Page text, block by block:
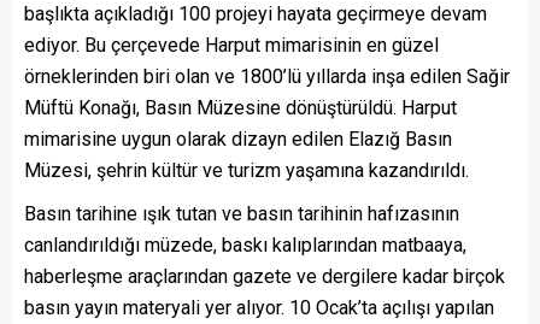
başlıkta açıkladığı 100 projeyi hayata geçirmeye devam
ediyor. Bu çerçevede Harput mimarisinin en güzel
örneklerinden biri olan ve 1800’lü yıllarda inşa edilen Sağir
Müftü Konağı, Basın Müzesine dönüştürüldü. Harput
mimarisine uygun olarak dizayn edilen Elazığ Basın
Müzesi, şehrin kültür ve turizm yaşamına kazandırıldı.
Basın tarihine ışık tutan ve basın tarihinin hafızasının
canlandırıldığı müzede, baskı kalıplarından matbaaya,
haberleşme araçlarından gazete ve dergilere kadar birçok
basın yayın materyali yer alıyor. 10 Ocak’ta açılışı yapılan